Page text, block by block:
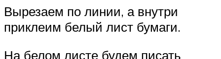
Вырезаем по линии, а внутри
приклеим белый лист бумаги.
На белом листе будем писать